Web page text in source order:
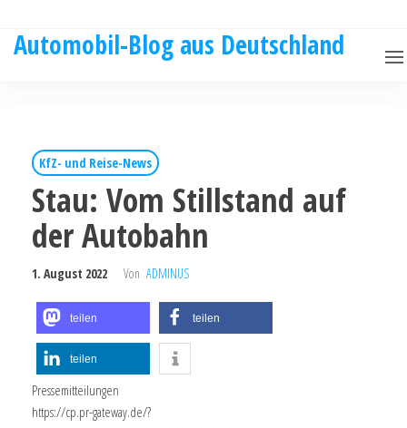
Automobil-Blog aus Deutschland
KfZ- und Reise-News
Stau: Vom Stillstand auf
der Autobahn
1. August 2022 Von ADMINUS
teilen teilen
teilen
Pressemitteilungen
https://cp.pr-gateway.de/?